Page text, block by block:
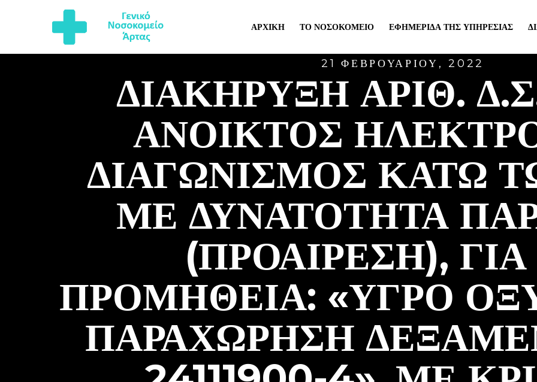
ΑΡΧΙΚΉ ΤΟ ΝΟΣΟΚΟΜΕΊΟ ΕΦΗΜΕΡΊΔΑ ΤΗΣ ΥΠΗΡΕΣΊΑΣ
21 ΦΕΒΡΟΥΑΡΊΟΥ, 2022
ΔΙΑΚΗΡΥΞΗ ΑΡΙΘ.
ΑΝΟΙΚΤΌΣ
ΔΙΑΓΩΝΙΣΜΌΣ ΚΆΤΩ
ΜΕ ΔΥΝΑΤΌΤΗΤΑ
(ΠΡΟΑΊΡΕΣΗ),
ΠΡΟΜΉΘΕΙΑ: «ΥΓΡΟ
ΠΑΡΑΧΩΡΗΣΗ